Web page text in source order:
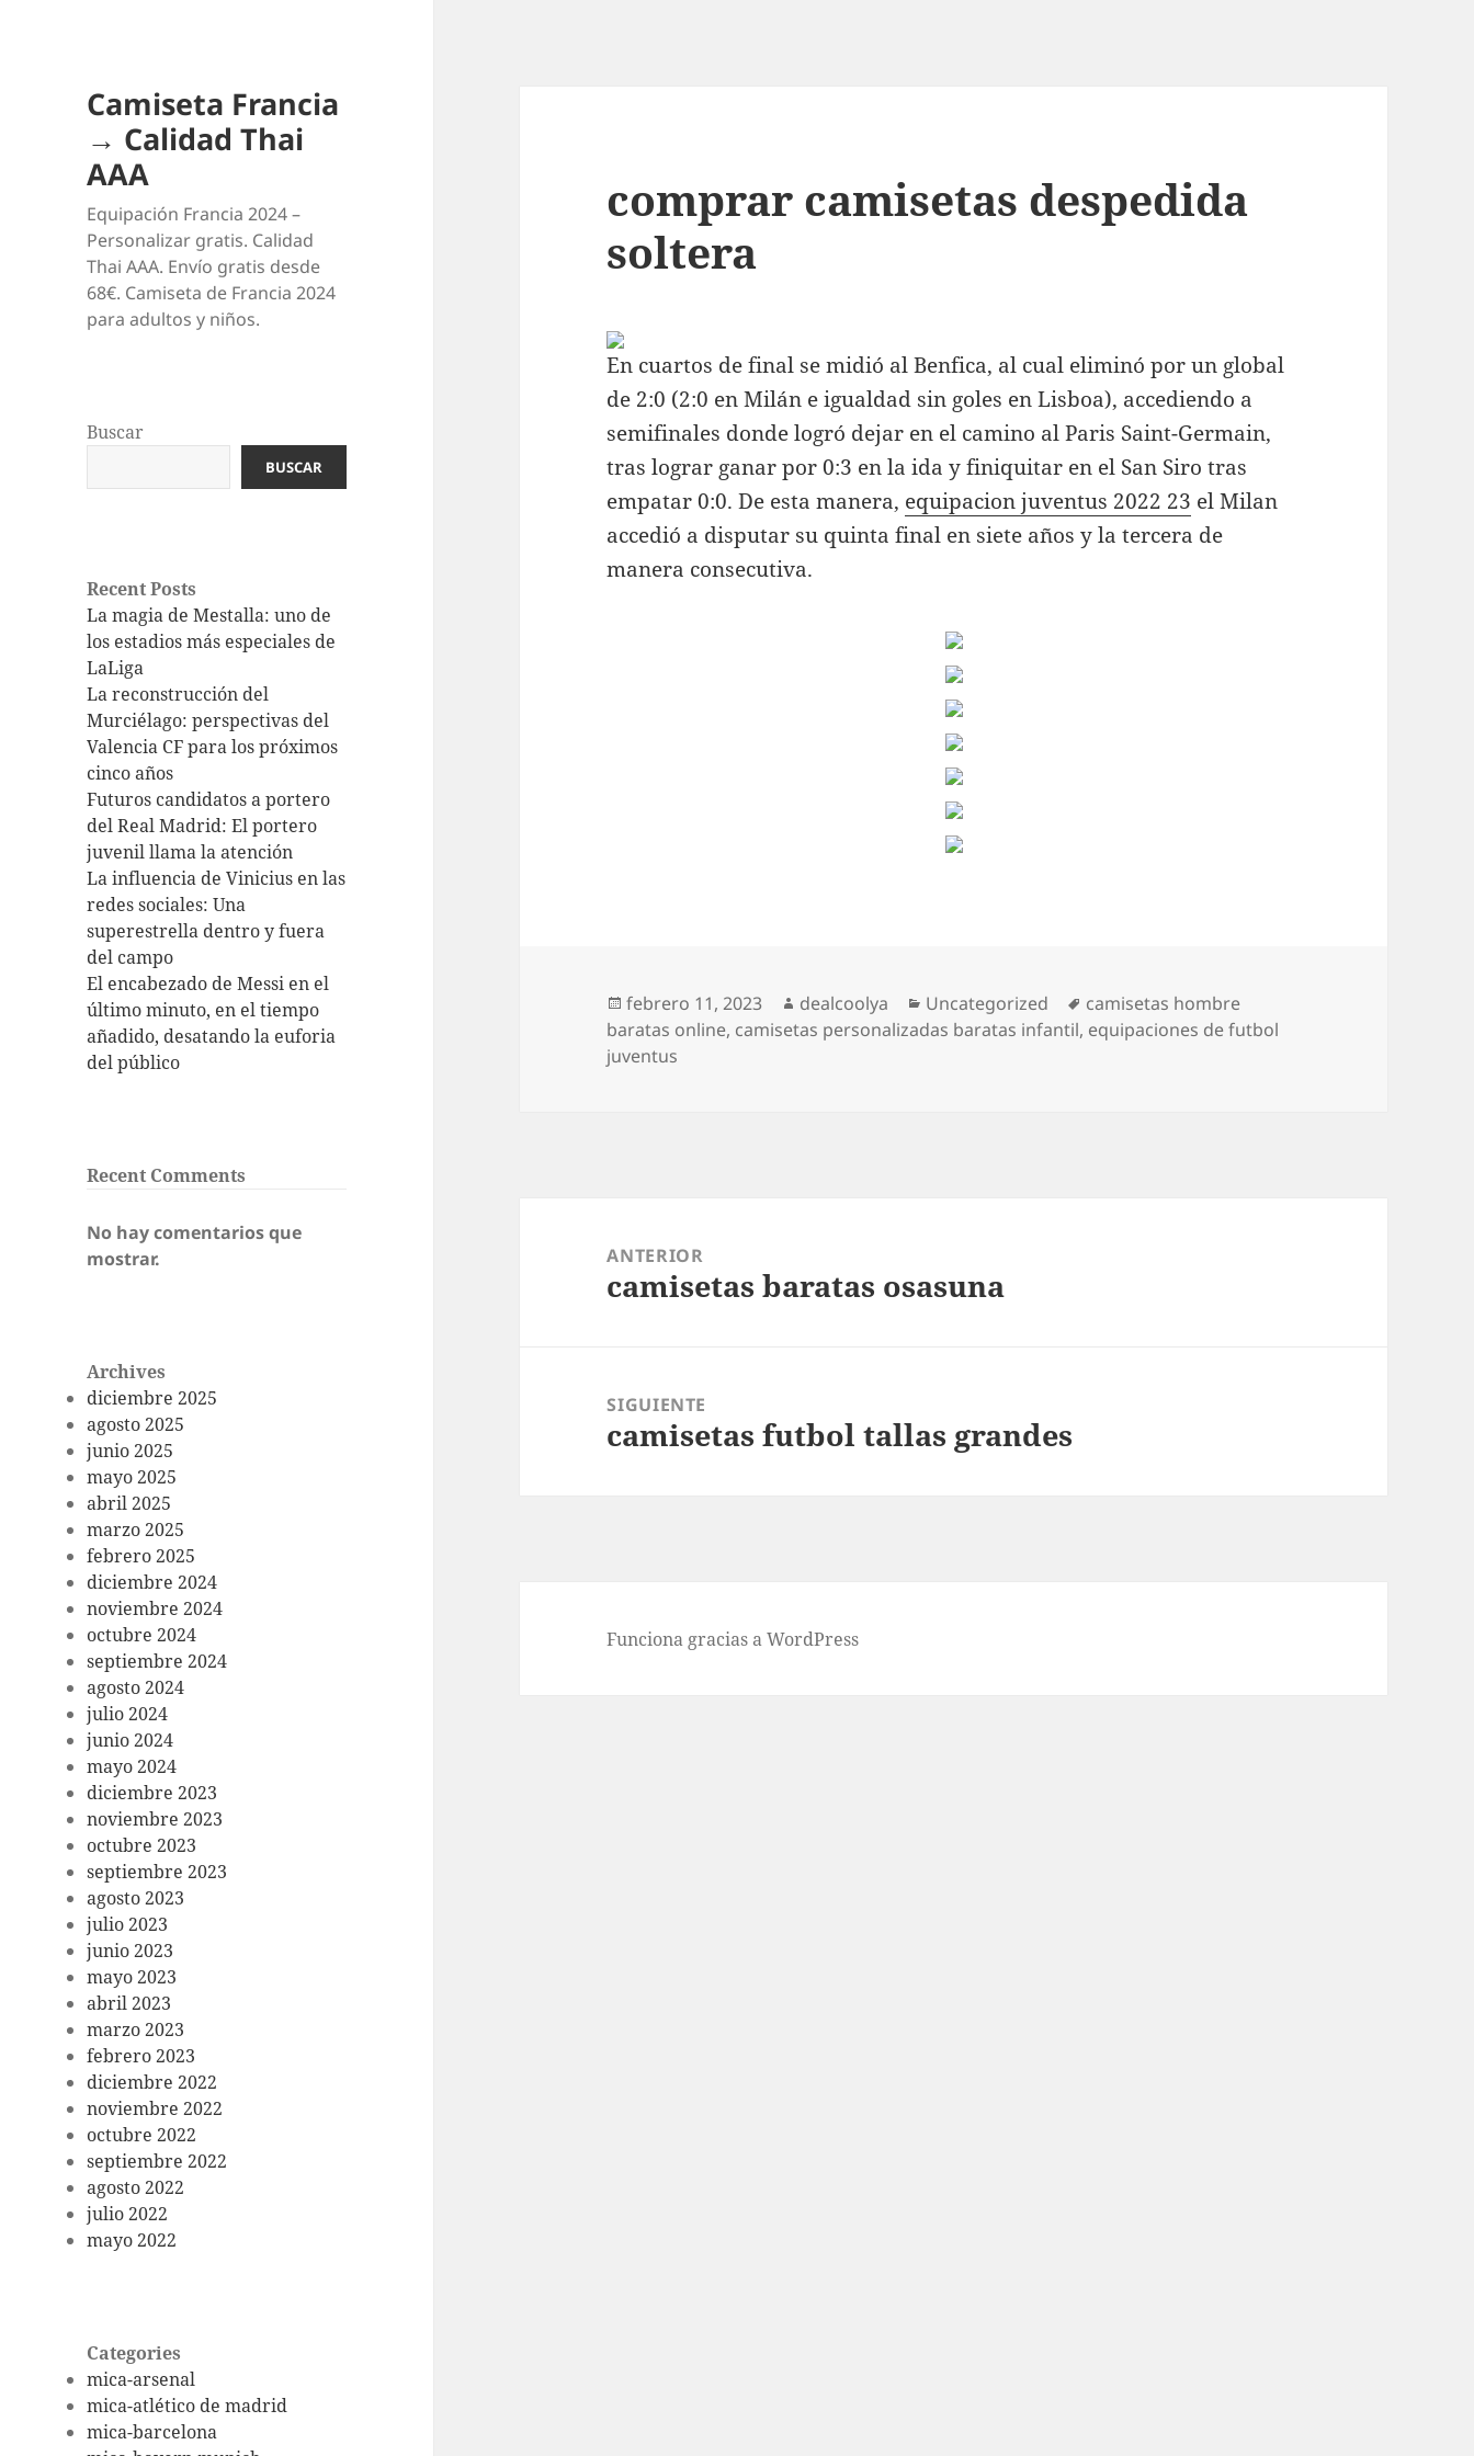
Camiseta Francia
→ Calidad Thai
AAA
Equipación Francia 2024 –
Personalizar gratis. Calidad
Thai AAA. Envío gratis desde
68€. Camiseta de Francia 2024
para adultos y niños.
Buscar
BUSCAR
Recent Posts
La magia de Mestalla: uno de
los estadios más especiales de
LaLiga
La reconstrucción del
Murciélago: perspectivas del
Valencia CF para los próximos
cinco años
Futuros candidatos a portero
del Real Madrid: El portero
juvenil llama la atención
La influencia de Vinicius en las
redes sociales: Una
superestrella dentro y fuera
del campo
El encabezado de Messi en el
último minuto, en el tiempo
añadido, desatando la euforia
del público
Recent Comments
No hay comentarios que
mostrar.
Archives
diciembre 2025
agosto 2025
junio 2025
mayo 2025
abril 2025
marzo 2025
febrero 2025
diciembre 2024
noviembre 2024
octubre 2024
septiembre 2024
agosto 2024
julio 2024
junio 2024
mayo 2024
diciembre 2023
noviembre 2023
octubre 2023
septiembre 2023
agosto 2023
julio 2023
junio 2023
mayo 2023
abril 2023
marzo 2023
febrero 2023
diciembre 2022
noviembre 2022
octubre 2022
septiembre 2022
agosto 2022
julio 2022
mayo 2022
Categories
mica-arsenal
mica-atlético de madrid
mica-barcelona
comprar camisetas despedida
soltera
En cuartos de final se midió al Benfica, al cual eliminó por un global
de 2:0 (2:0 en Milán e igualdad sin goles en Lisboa), accediendo a
semifinales donde logró dejar en el camino al Paris Saint-Germain,
tras lograr ganar por 0:3 en la ida y finiquitar en el San Siro tras
empatar 0:0. De esta manera, equipacion juventus 2022 23 el Milan
accedió a disputar su quinta final en siete años y la tercera de
manera consecutiva.
Publicado
el
febrero 11, 2023 Autor
dealcoolya Categorías
Uncategorized Etiquetas
camisetas hombre
baratas online, camisetas personalizadas baratas infantil, equipaciones de futbol
juventus
entradas
ANTERIOR
Entrada
camisetas baratas osasuna
SIGUIENTE
Entrada
camisetas futbol tallas grandes
Funciona gracias a WordPress